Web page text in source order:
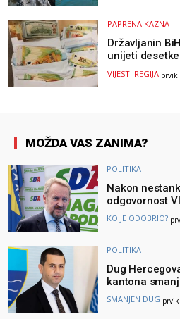
PAPRENA KAZNA
Državljanin
unijeti
uslijedila
VIJESTI REGIJA
MOŽDA VAS ZANIMA?
POLITIKA
Nakon
odgovornost
Igmana
KO JE ODOBRIO?
POLITIKA
Dug
kantona
najnoviji
SMANJEN DUG